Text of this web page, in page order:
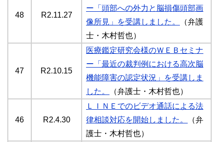
48 R2.11.27
ー「頭部への外力と脳損傷頭部画
像所見」を受講しました。
（弁護
士・木村哲也）
47 R2.10.15
医療鑑定研究会様のＷＥＢセミナ
ー「最近の裁判例における高次脳
機能障害の認定状況」を受講しま
した。
（弁護士・木村哲也）
46 R2.4.30
ＬＩＮＥでのビデオ通話による法
律相談対応を開始しました。
（弁
護士・木村哲也）